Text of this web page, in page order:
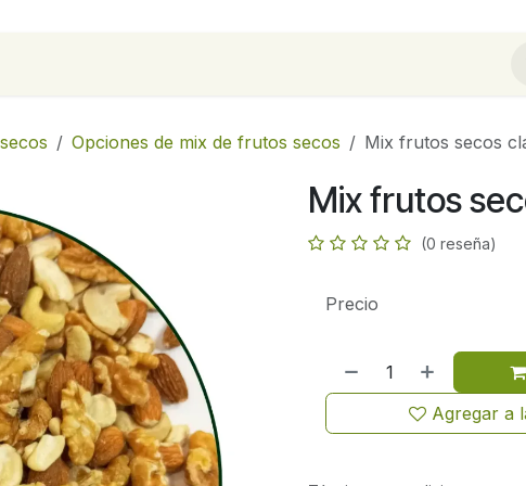
Opciones de mix de frutos secos Mix frutos secos
Mix frutos
(0 reseña)
Agregar a
Precio